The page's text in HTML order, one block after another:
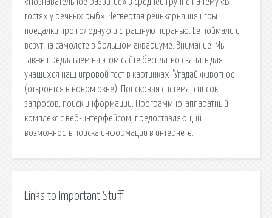
гостях у речных рыб». Четвертая реинкарнация игры
поедалки про голодную и страшную пиранью. Ее поймали и
везут на самолете в большом аквариуме. Внимание! Мы
также предлагаем на этом сайте бесплатно скачать для
учащихся наш игровой тест в картинках "Угадай животное"
(откроется в новом окне). Поисковая сиcтема, список
запросов, поиск информации. Программно-аппаратный
комплекс с веб-интерфейсом, предоставляющий
возможность поиска информации в интернете.
Links to Important Stuff